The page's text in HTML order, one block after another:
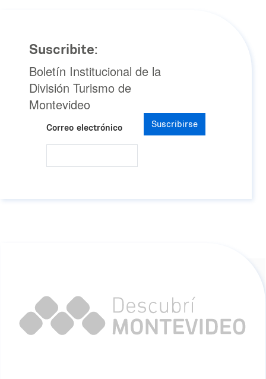
Suscribite:
Boletín Institucional de la
División Turismo de
Montevideo
Correo electrónico Suscribirse